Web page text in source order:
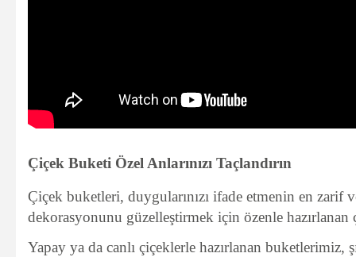
Çiçek Buketi Özel Anlarınızı Taçlandırın
Çiçek buketleri, duygularınızı ifade etmenin en
dekorasyonunu güzelleştirmek için özenle
Yapay ya da canlı çiçeklerle hazırlanan buketlerimiz,